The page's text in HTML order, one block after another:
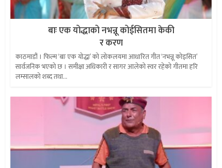
बाः एक योद्धाको नभन्नू कोईसितमा केकी
र करण
काठमाडौं । फिल्म ‘बाः एक योद्धा’ को लोकलयमा आधारित गीत ‘नभन्नू कोइसित’
सार्वजनिक भएको छ । समीक्षा अधिकारी र सागर आलेको स्वर रहेको गीतमा हरि
लम्सालको शब्द तथा...